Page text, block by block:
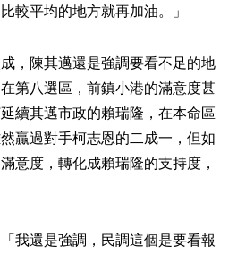
較平均的地方就再加油。」
，陳其邁還是強調要看不足的地
第八選區，前鎮小港的滿意度甚
續其邁市政的賴瑞隆，在本命區
贏過對手柯志恩的二成一，但如
意度，轉化成賴瑞隆的支持度，
我還是強調，民調這個是要看報